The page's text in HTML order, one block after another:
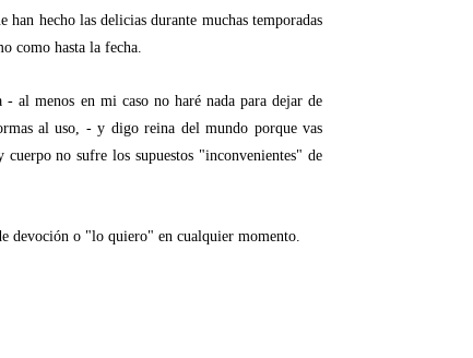
hecho las delicias durante muchas temporadas
como hasta la fecha.
al menos en mi caso no haré nada para dejar de
al uso, - y digo reina del mundo porque vas
no sufre los supuestos "inconvenientes" de
devoción o "lo quiero" en cualquier momento.